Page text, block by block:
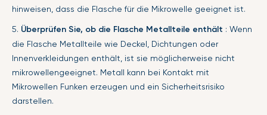
hinweisen, dass die Flasche für die Mikrowelle geeignet ist.
5. Überprüfen Sie, ob die Flasche Metallteile enthält : Wenn
die Flasche Metallteile wie Deckel, Dichtungen oder
Innenverkleidungen enthält, ist sie möglicherweise nicht
mikrowellengeeignet. Metall kann bei Kontakt mit
Mikrowellen Funken erzeugen und ein Sicherheitsrisiko
darstellen.